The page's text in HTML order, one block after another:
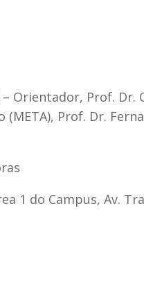
– Orientador, Prof.
(META), Prof. Dr.
1 do Campus, Av.